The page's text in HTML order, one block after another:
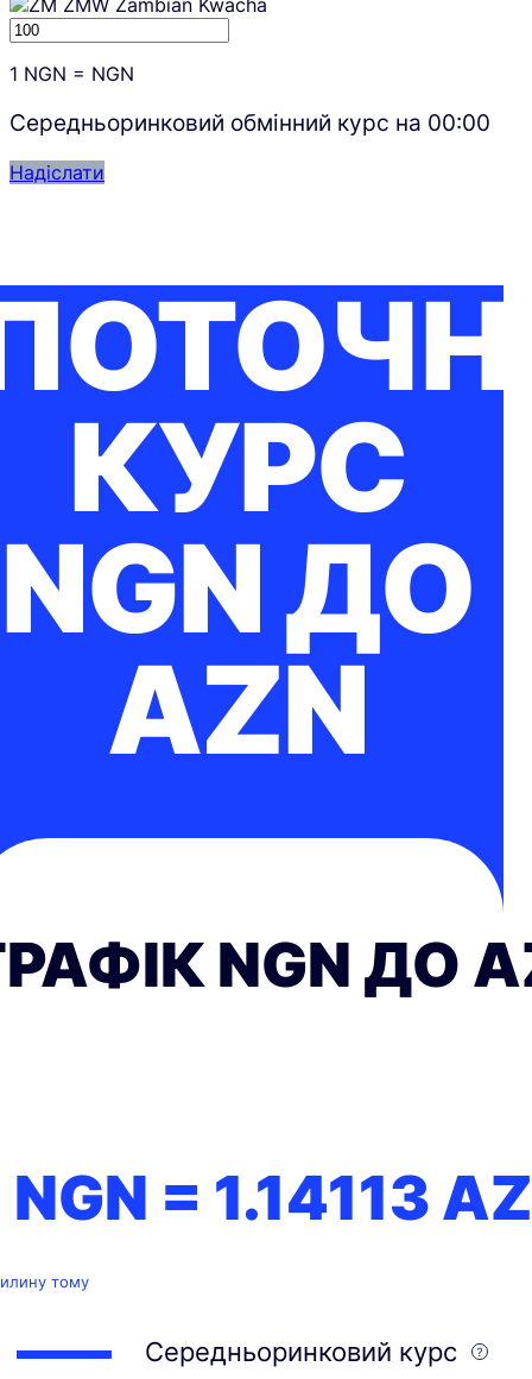
ZMW Zambian Kwacha
1 NGN = NGN
Середньоринковий обмінний курс на 00:00
Надіслати
КУРС
NGN ДО
AZN
NGN ДО
NGN = 1.14113
тому
Середньоринковий курс